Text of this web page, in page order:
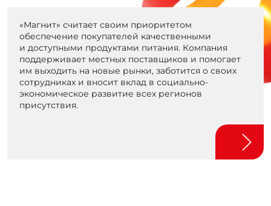
«Магнит» считает своим приоритетом
обеспечение покупателей качественными
и доступными продуктами питания. Компания
поддерживает местных поставщиков и помогает
им выходить на новые рынки, заботится о своих
сотрудниках и вносит вклад в социально-
экономическое развитие всех регионов
присутствия.